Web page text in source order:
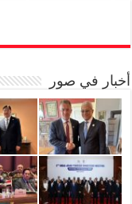
أخبار في صور